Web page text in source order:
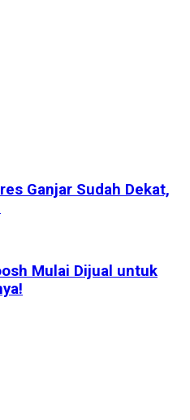
Ganjar Sudah Dekat,
Mulai Dijual untuk